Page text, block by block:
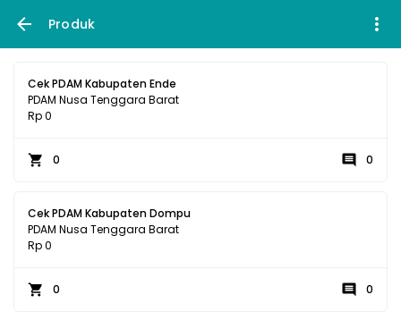
Produk
Cek PDAM Kabupaten Ende
PDAM Nusa Tenggara Barat
Rp 0
0 0
Cek PDAM Kabupaten Dompu
PDAM Nusa Tenggara Barat
Rp 0
0 0